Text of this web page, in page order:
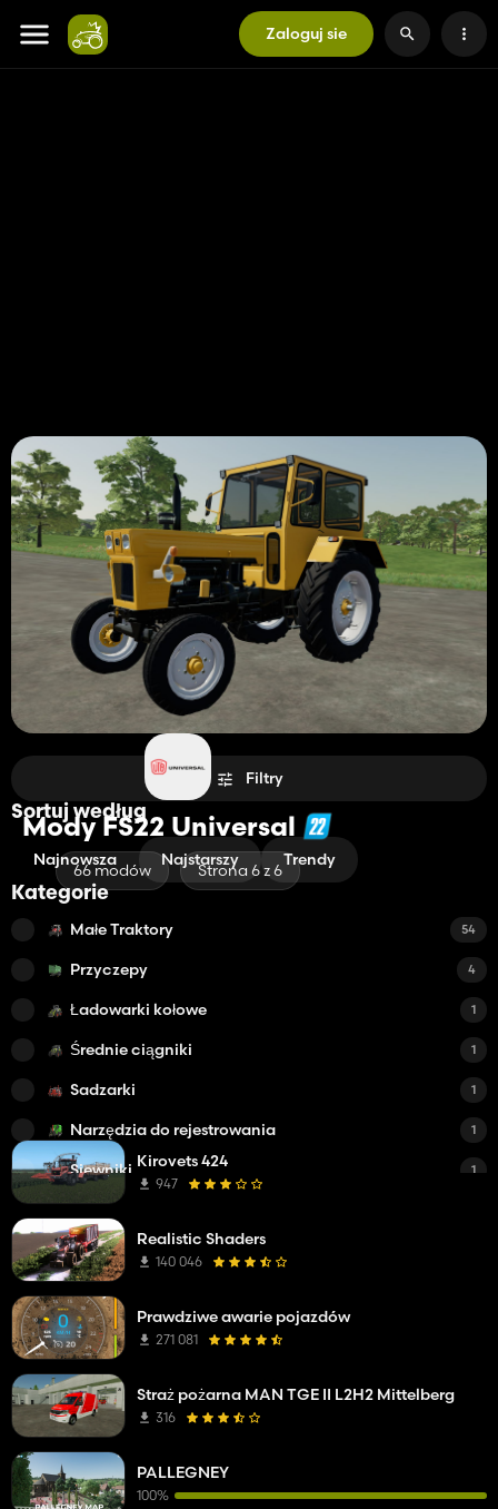
Zaloguj sie
Mody FS22 Universal
66 modów Strona 6 z 6
Filtry
Sortuj według
Najnowsza Najstarszy Trendy
Kategorie
Małe Traktory 54
Przyczepy 4
Ładowarki kołowe 1
Średnie ciągniki 1
Sadzarki 1
Narzędzia do rejestrowania 1
Siewniki 1
Inne mody
Samochody ciężarowe
Pługi
Kirovets 424
947
Realistic Shaders
140 046
Prawdziwe awarie pojazdów
271 081
Straż pożarna MAN TGE II L2H2 Mittelberg
316
PALLEGNEY
100%